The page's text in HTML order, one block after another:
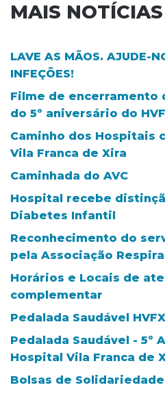
MAIS NOTÍCIAS
LAVE AS MÃOS. AJUDE-
INFEÇÕES!
Filme de encerramento
do 5º aniversário do
Caminho dos Hospitais
Vila Franca de Xira
Caminhada do AVC
Hospital recebe
Diabetes Infantil
Reconhecimento do
pela Associação Respira
Horários e Locais de
complementar
Pedalada Saudável HVFX
Pedalada Saudável - 5º
Hospital Vila Franca de
Bolsas de Solidariedade